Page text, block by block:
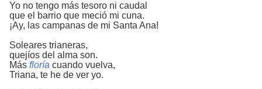
Yo no tengo más tesoro ni caudal
que el barrio que meció mi cuna.
¡Ay, las campanas de mi Santa Ana!
Soleares trianeras,
quejíos del alma son.
Más floría cuando vuelva,
Triana, te he de ver yo.